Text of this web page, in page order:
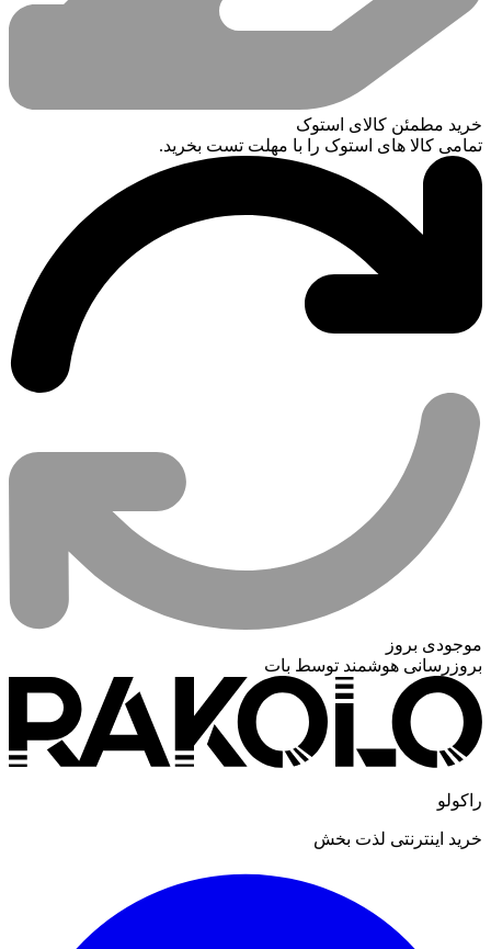
خرید مطمئن کالای استوک
تمامی کالا های استوک را با مهلت تست بخرید.
موجودی بروز
بروزرسانی هوشمند توسط بات
راکولو
خرید اینترنتی لذت بخش